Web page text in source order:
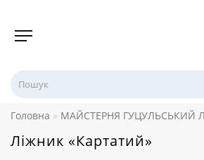
Головна МАЙСТЕРНЯ ГУЦУЛЬСЬКИЙ
Ліжник «Картатий»